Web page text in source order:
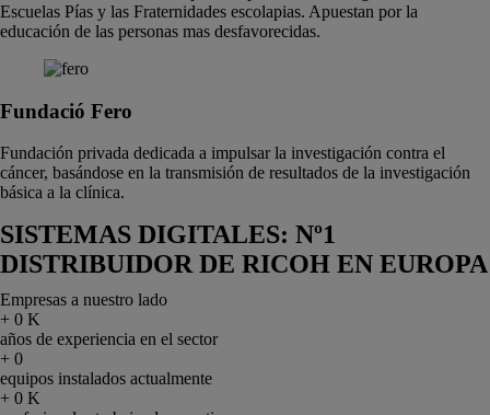
Escuelas Pías y las Fraternidades escolapias. Apuestan por la
educación de las personas mas desfavorecidas.
Fundació Fero
Fundación privada dedicada a impulsar la investigación contra el
cáncer, basándose en la transmisión de resultados de la investigación
básica a la clínica.
SISTEMAS DIGITALES: Nº1
DISTRIBUIDOR DE RICOH EN EUROPA
Empresas a nuestro lado
+ 0 K
años de experiencia en el sector
+ 0
equipos instalados actualmente
+ 0 K